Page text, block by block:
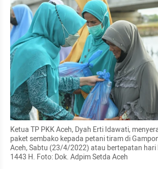
Ketua TP PKK Aceh, Dyah Erti Idawati,
paket sembako kepada petani tiram di
Aceh, Sabtu (23/4/2022) atau bertepatan hari
1443 H. Foto: Dok. Adpim Setda Aceh